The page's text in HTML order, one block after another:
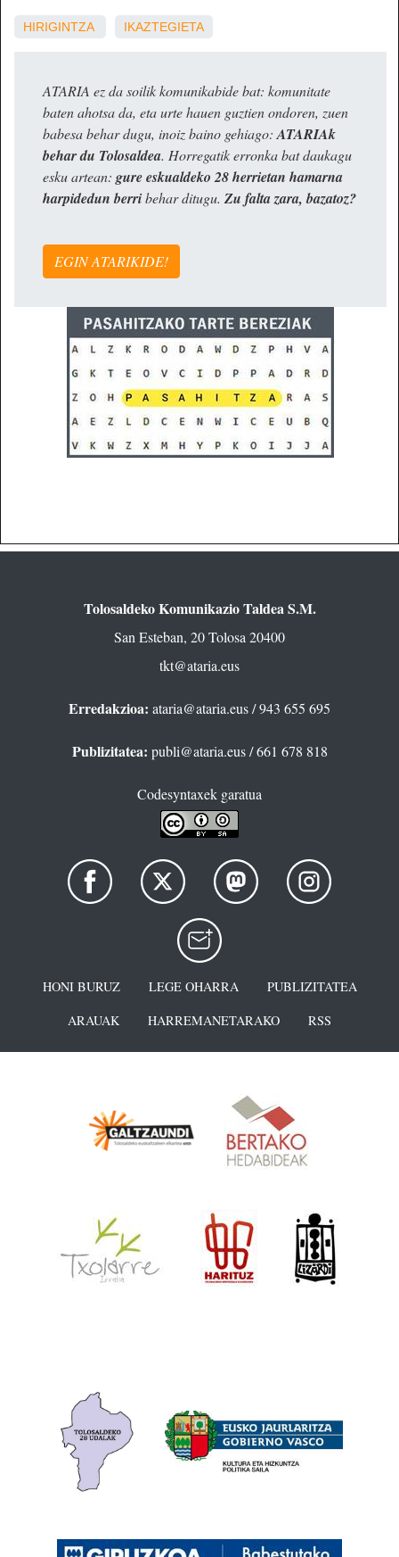
HIRIGINTZA IKAZTEGIETA
ATARIA ez da soilik komunikabide bat: komunitate
baten ahotsa da, eta urte hauen guztien ondoren, zuen
babesa behar dugu, inoiz baino gehiago: ATARIAk
behar du Tolosaldea. Horregatik erronka bat daukagu
esku artean: gure eskualdeko 28 herrietan hamarna
harpidedun berribehar ditugu. Zu falta zara, bazatoz?
EGIN ATARIKIDE!
Tolosaldeko Komunikazio Taldea S.M.
San Esteban, 20 Tolosa 20400
tkt@ataria.eus
Erredakzioa: ataria@ataria.eus/ 943 655 695
Publizitatea: publi@ataria.eus/ 661 678 818
Codesyntaxek garatua
HONI BURUZ LEGE OHARRA
PUBLIZITATEA
ARAUAK
HARREMANETARAKO RSS